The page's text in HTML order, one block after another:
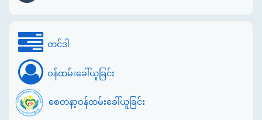
တင်ဒါ
ဝန်ထမ်းခေါ်ယူခြင်း
စေတနာ့ဝန်ထမ်းခေါ်ယူခြင်း